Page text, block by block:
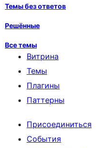
Темы без ответов
Решённые
Все темы
Витрина
Темы
Плагины
Паттерны
Присоединиться
События